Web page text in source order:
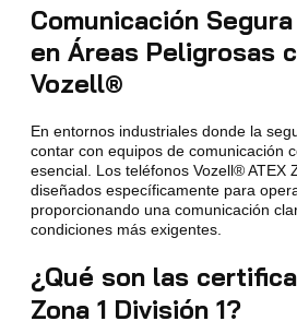
Comunicación
en Áreas Peligrosas
Vozell®
En entornos industriales donde la
contar con equipos de comunicación
esencial. Los teléfonos Vozell® ATEX
diseñados específicamente para
proporcionando una comunicación
condiciones más exigentes.
¿Qué son las
Zona 1 División 1?